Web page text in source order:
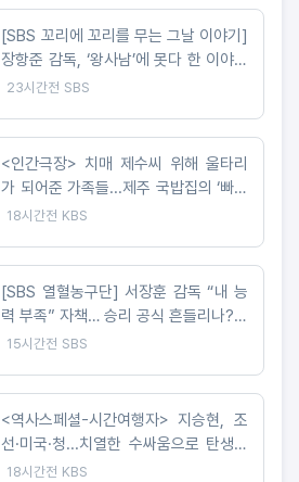
[SBS 꼬리에 꼬리를 무는 그날 이야기]
장항준 감독, ‘왕사남’에 못다 한 이야기
‘꼬꼬무’로 정리! 2049 시청률 ‘교양, 예
23시간전 SBS
<인간극장> 치매 제수씨 위해 울타리
가 되어준 가족들...제주 국밥집의 ‘빠삐
용’ 영자와 순업
18시간전 KBS
[SBS 열혈농구단] 서장훈 감독 “내 능
력 부족” 자책… 승리 공식 흔들리나?코
뼈 부상 딛고 돌아온 오승훈!
15시간전 SBS
<역사스페셜-시간여행자> 지승현, 조
선·미국·청...치열한 수싸움으로 탄생한
‘쇄국’ 조선의 첫 근대 외교전 시기 조명
18시간전 KBS